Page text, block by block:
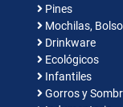
Pines
Mochilas,
Drinkware
Ecológicos
Infantiles
Gorros y